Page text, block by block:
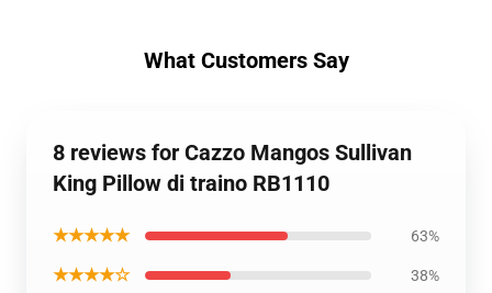
What Customers Say
8 reviews for Cazzo Mangos Sullivan
King Pillow di traino RB1110
★★★★★ 63%
★★★★☆ 38%